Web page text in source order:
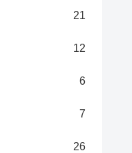
21
12
6
7
26